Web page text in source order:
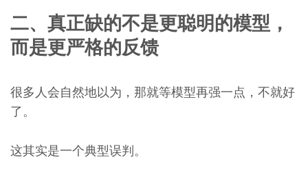
二、真正缺的不是更聪明的模型，
而是更严格的反馈
很多人会自然地以为，那就等模型再强一点，不就好
了。
这其实是一个典型误判。